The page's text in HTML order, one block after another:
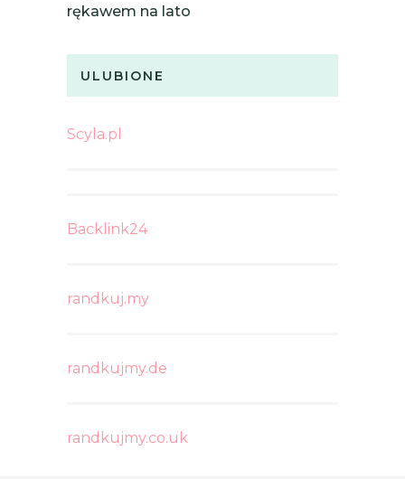
rękawem na lato
ULUBIONE
Scyla.pl
Backlink24
randkuj.my
randkujmy.de
randkujmy.co.uk